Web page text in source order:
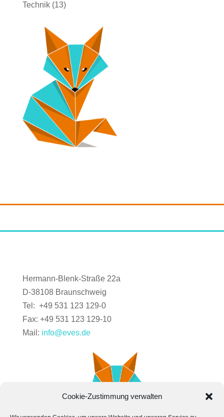
Cookie-Zustimmung verwalten
Technik(13)
Hermann-Blenk-Straße 22a
D-38108 Braunschweig
Tel: +49 531 123 129-0
Fax: +49 531 123 129-10
Mail: info@eves.de